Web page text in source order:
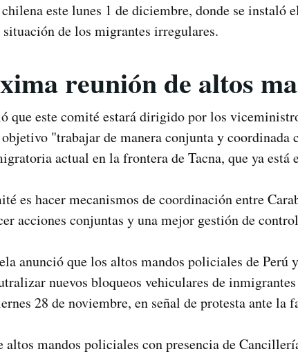
este lunes 1 de diciembre, donde se instaló
de los migrantes irregulares.
reunión de altos
que este comité estará dirigido por los
"trabajar de manera conjunta y
actual en la frontera de Tacna, que ya está
es hacer mecanismos de coordinación entre
acciones conjuntas y una mejor gestión de
anunció que los altos mandos policiales de
nuevos bloqueos vehiculares de
28 de noviembre, en señal de protesta ante la
altos mandos policiales con presencia de